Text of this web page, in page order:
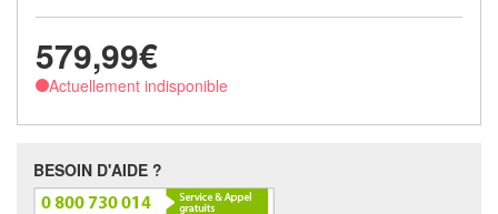
579,99€
Actuellement indisponible
BESOIN D'AIDE ?